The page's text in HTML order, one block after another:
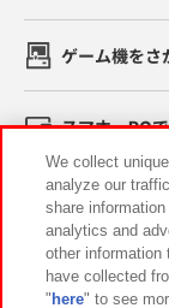
ゲーム機をさ
スマホ・PC
イベント・キ
We collect
analyze our
share
analytics and
other
have collected
" here" to see